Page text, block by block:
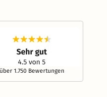
über 1.750 Bewertungen